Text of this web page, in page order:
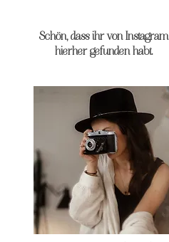
Schön, dass ihr von Instagram
hierher gefunden habt.